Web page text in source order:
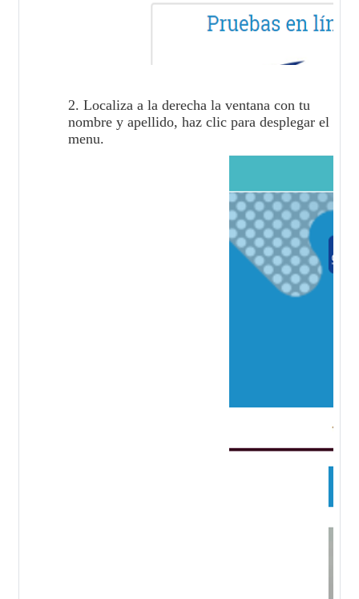
2. Localiza a la derecha la ventana con tu
nombre y apellido, haz clic para desplegar el
menu.